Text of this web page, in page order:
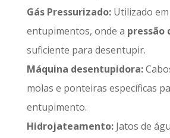
Gás Pressurizado:Utilizado
entupimentos, onde a pressão
suficiente para desentupir.
Máquina desentupidora:
molas e ponteiras específicas
entupimento.
Hidrojateamento:Jatos de